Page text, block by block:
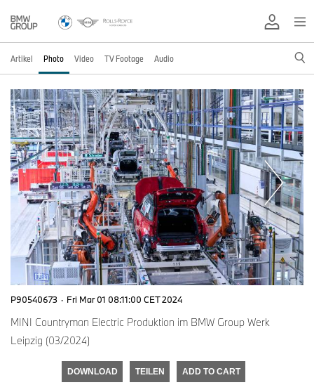
Artikel Photo Video TV Footage Audio
P90540673 · Fri Mar 01 08:11:00 CET 2024
MINI Countryman Electric Produktion im BMW Group Werk
Leipzig (03/2024)
DOWNLOAD TEILEN ADD TO CART